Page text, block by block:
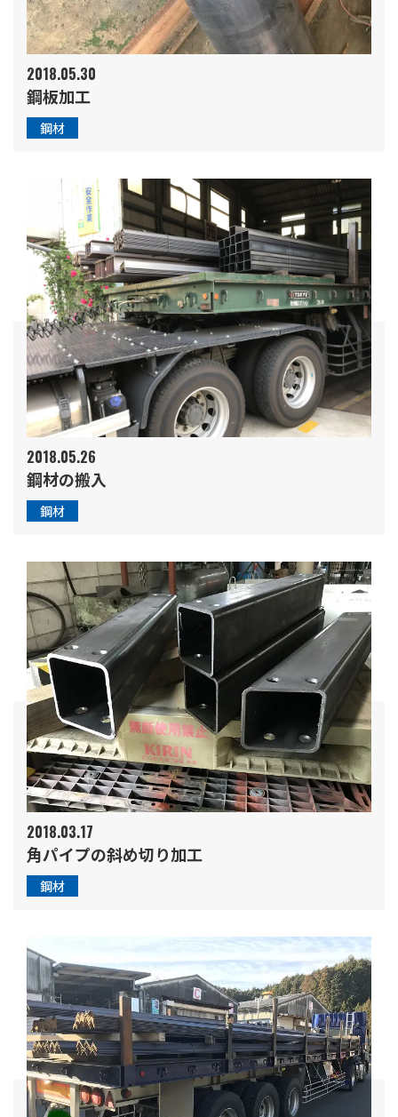
2018.05.30
鋼板加工
鋼材
2018.05.26
鋼材の搬入
鋼材
2018.03.17
角パイプの斜め切り加工
鋼材